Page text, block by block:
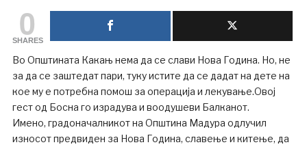
0
SHARES
Во Општината Какањ нема да се слави Нова Година. Но, не
за да се заштедат пари, туку истите да се дадат на дете на
кое му е потребна помош за операција и лекување.Овој
гест од Босна го израдува и воодушеви Балканот.
Имено, градоначалникот на Општина Мадура одлучил
износот предвиден за Нова Година, славење и китење, да